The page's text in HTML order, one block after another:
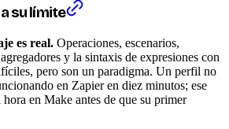
su límite
es real. Operaciones, escenarios,
y la sintaxis de expresiones con
pero son un paradigma. Un perfil no
en Zapier en diez minutos; ese
en Make antes de que su primer